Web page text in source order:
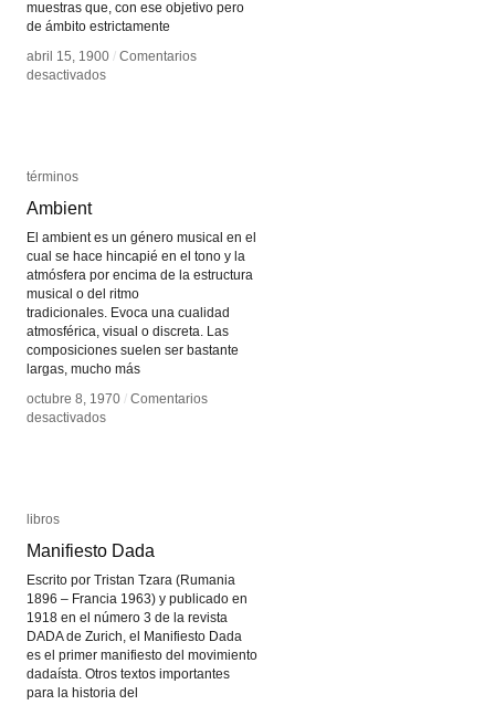
muestras que, con ese objetivo pero
de ámbito estrictamente
abril 15, 1900 / Comentarios
desactivadosen
abril 15, 1900 / Comentarios
desactivadosen
términos
Ambient
El ambient es un género musical en el
cual se hace hincapié en el tono y la
atmósfera por encima de la estructura
musical o del ritmo
tradicionales. Evoca una cualidad
atmosférica, visual o discreta. Las
composiciones suelen ser bastante
largas, mucho más
octubre 8, 1970 / Comentarios
desactivadosen
términos
Ambient
octubre 8, 1970 / Comentarios
desactivadosen
libros
Manifiesto Dada
Escrito por Tristan Tzara (Rumania
1896 – Francia 1963) y publicado en
1918 en el número 3 de la revista
DADA de Zurich, el Manifiesto Dada
es el primer manifiesto del movimiento
dadaísta. Otros textos importantes
para la historia del
libros
Manifiesto Dada